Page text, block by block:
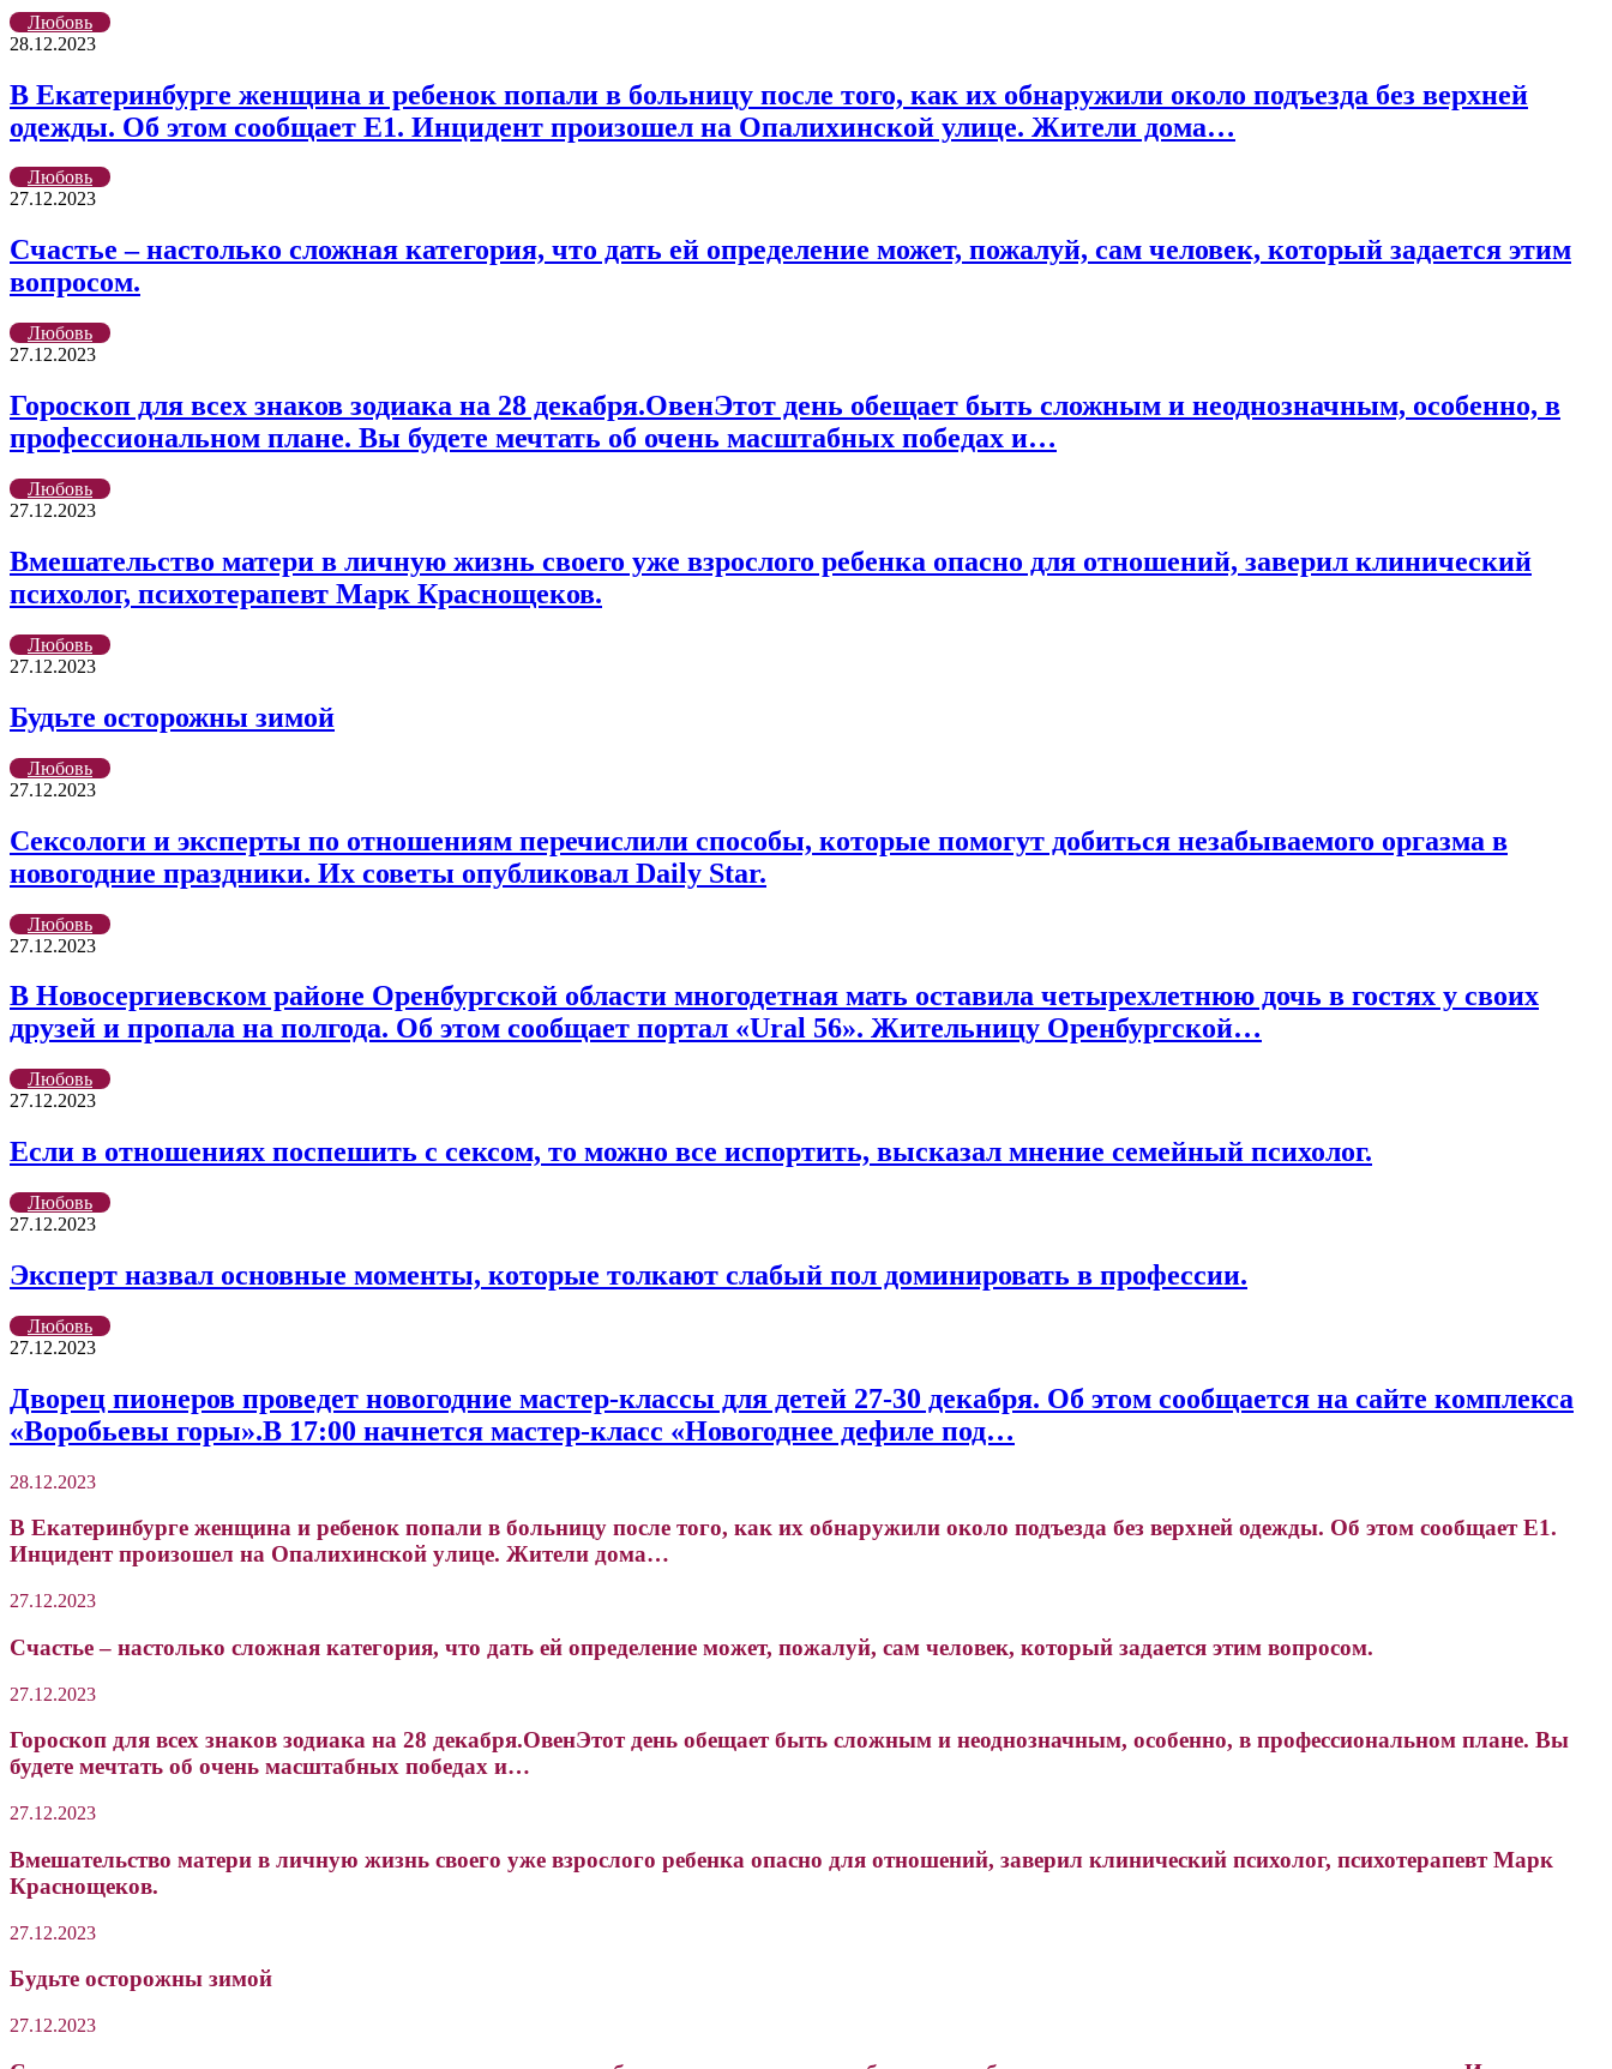
Любовь
28.12.2023
В Екатеринбурге женщина и ребенок попали в больницу после того, как их обнаружили около подъезда без верхней
одежды. Об этом сообщает Е1. Инцидент произошел на Опалихинской улице. Жители дома…
Любовь
27.12.2023
Счастье – настолько сложная категория, что дать ей определение может, пожалуй, сам человек, который задается этим
вопросом.
Любовь
27.12.2023
Гороскоп для всех знаков зодиака на 28 декабря.ОвенЭтот день обещает быть сложным и неоднозначным, особенно, в
профессиональном плане. Вы будете мечтать об очень масштабных победах и…
Любовь
27.12.2023
Вмешательство матери в личную жизнь своего уже взрослого ребенка опасно для отношений, заверил клинический
психолог, психотерапевт Марк Краснощеков.
Любовь
27.12.2023
Будьте осторожны зимой
Любовь
27.12.2023
Сексологи и эксперты по отношениям перечислили способы, которые помогут добиться незабываемого оргазма в
новогодние праздники. Их советы опубликовал Daily Star.
Любовь
27.12.2023
В Новосергиевском районе Оренбургской области многодетная мать оставила четырехлетнюю дочь в гостях у своих
друзей и пропала на полгода. Об этом сообщает портал «Ural 56». Жительницу Оренбургской…
Любовь
27.12.2023
Если в отношениях поспешить с сексом, то можно все испортить, высказал мнение семейный психолог.
Любовь
27.12.2023
Эксперт назвал основные моменты, которые толкают слабый пол доминировать в профессии.
Любовь
27.12.2023
Дворец пионеров проведет новогодние мастер-классы для детей 27-30 декабря. Об этом сообщается на сайте комплекса
«Воробьевы горы».В 17:00 начнется мастер-класс «Новогоднее дефиле под…
28.12.2023
В Екатеринбурге женщина и ребенок попали в больницу после того, как их обнаружили около подъезда без верхней одежды. Об этом сообщает Е1.
Инцидент произошел на Опалихинской улице. Жители дома…
27.12.2023
Счастье – настолько сложная категория, что дать ей определение может, пожалуй, сам человек, который задается этим вопросом.
27.12.2023
Гороскоп для всех знаков зодиака на 28 декабря.ОвенЭтот день обещает быть сложным и неоднозначным, особенно, в профессиональном плане. Вы
будете мечтать об очень масштабных победах и…
27.12.2023
Вмешательство матери в личную жизнь своего уже взрослого ребенка опасно для отношений, заверил клинический психолог, психотерапевт Марк
Краснощеков.
27.12.2023
Будьте осторожны зимой
27.12.2023